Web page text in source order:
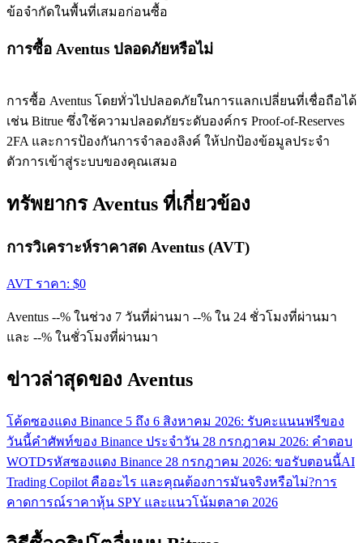
ข้อจำกัดในพื้นที่เสมอก่อนซื้อ
การซื้อ Aventus ปลอดภัยหรือไม่
การซื้อ Aventus โดยทั่วไปปลอดภัยในการแลกเปลี่ยนที่เชื่อถือได้
เช่น Bitrue ซึ่งใช้ความปลอดภัยระดับองค์กร Proof-of-Reserves
2FA และการป้องกันการจำลองลิงค์ ให้ปกป้องข้อมูลประจำ
ตัวการเข้าสู่ระบบของคุณเสมอ
ทรัพยากร Aventus ที่เกี่ยวข้อง
การวิเคราะห์ราคาสด Aventus (AVT)
AVT ราคา: $0
Aventus --% ในช่วง 7 วันที่ผ่านมา --% ใน 24 ชั่วโมงที่ผ่านมา
และ --% ในชั่วโมงที่ผ่านมา
ข่าวล่าสุดของ Aventus
โค้ดซองแดง Binance 5 ถึง 6 สิงหาคม 2026: รับคะแนนฟรีของ
วันนี้คำศัพท์ของ Binance ประจำวัน 28 กรกฎาคม 2026: คำตอบ
WOTDรหัสซองแดง Binance 28 กรกฎาคม 2026: ขอรับตอนนี้AI
Trading Copilot คืออะไร และคุณต้องการมันจริงหรือไม่?การ
คาดการณ์ราคาหุ้น SPY และแนวโน้มตลาด 2026